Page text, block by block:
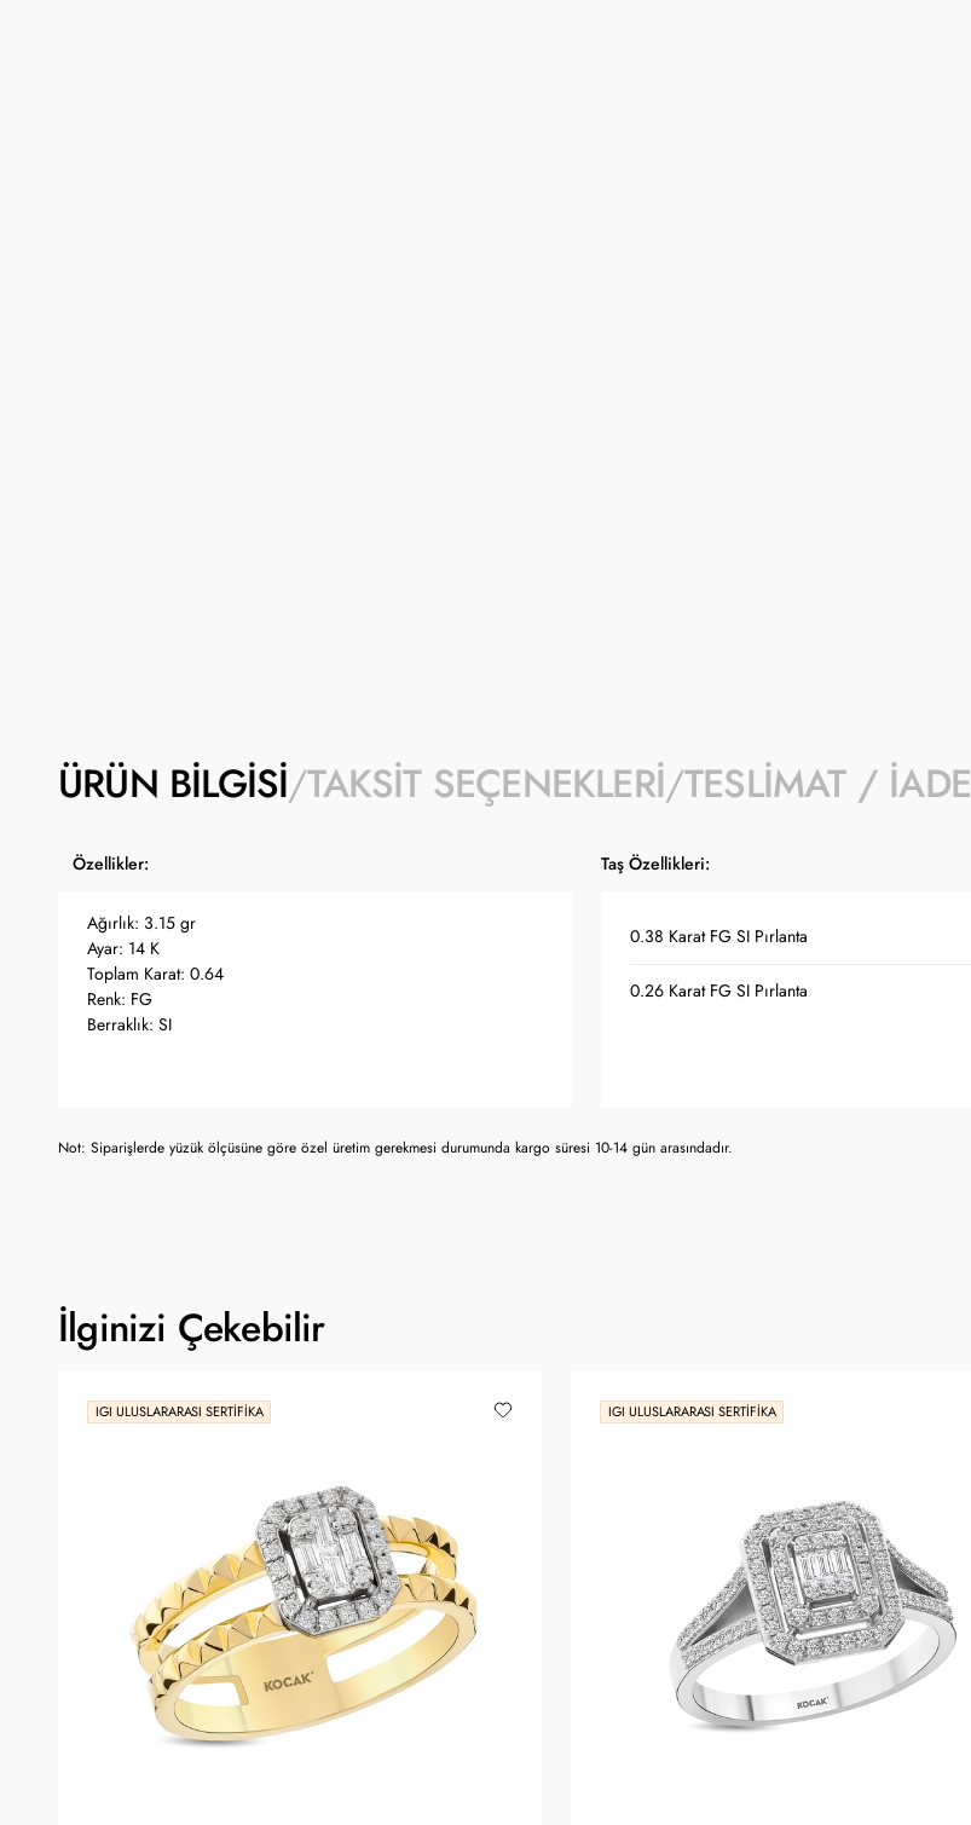
ÜRÜN BILGISI TAKSIT SEÇENEKLERI TESLIMAT / İADE
Özellikler: Taş Özellikleri:
Ağırlık: 3.15 gr
Ayar: 14 K
Toplam Karat: 0.64
Renk: FG
Berraklık: SI
0.38 Karat FG SI Pırlanta
0.26 Karat FG SI Pırlanta
Not: Siparişlerde yüzük ölçüsüne göre özel üretim gerekmesi durumunda kargo süresi 10-14 gün arasındadır.
İlginizi Çekebilir
IGI ULUSLARARASI SERTIFIKA IGI ULUSLARARASI SERTIFIKA